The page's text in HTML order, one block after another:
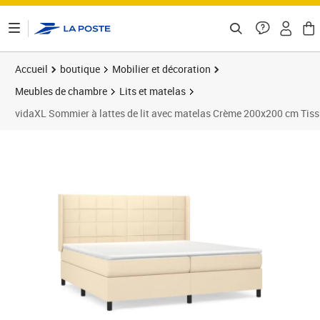
Accueil boutique
Mobilier et décoration
Meubles de chambre
Lits et matelas
vidaXL Sommier à lattes de lit avec matelas Crème 200x200 cm